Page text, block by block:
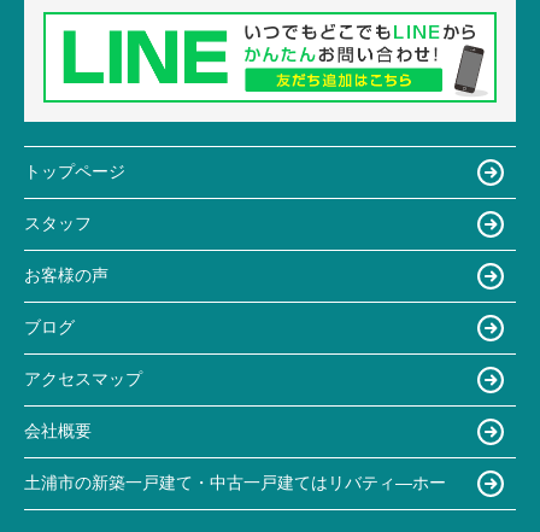
トップページ
スタッフ
お客様の声
ブログ
アクセスマップ
会社概要
土浦市の新築一戸建て・中古一戸建てはリバティ―ホー